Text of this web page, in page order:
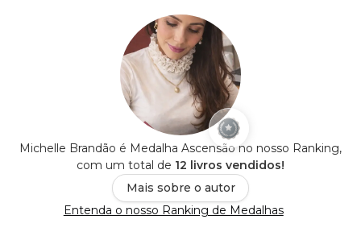
Michelle Brandão é Medalha Ascensão no nosso Ranking,
com um total de 12 livros vendidos!
Mais sobre o autor
Entenda o nosso Ranking de Medalhas